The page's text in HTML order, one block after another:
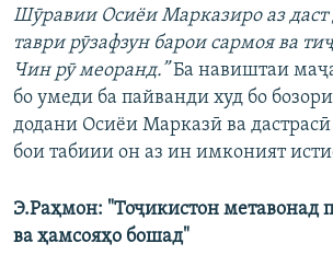
Шӯравии Осиёи Марказиро аз даст
таври рӯзафзун барои сармоя ва
Чин рӯ меоранд.”Ба навиштаи
бо умеди ба пайванди худ бо
додани Осиёи Марказӣ ва
бои табиии он аз ин имконият
Э.Раҳмон: "Тоҷикистон метавонад
ва ҳамсояҳо бошад"